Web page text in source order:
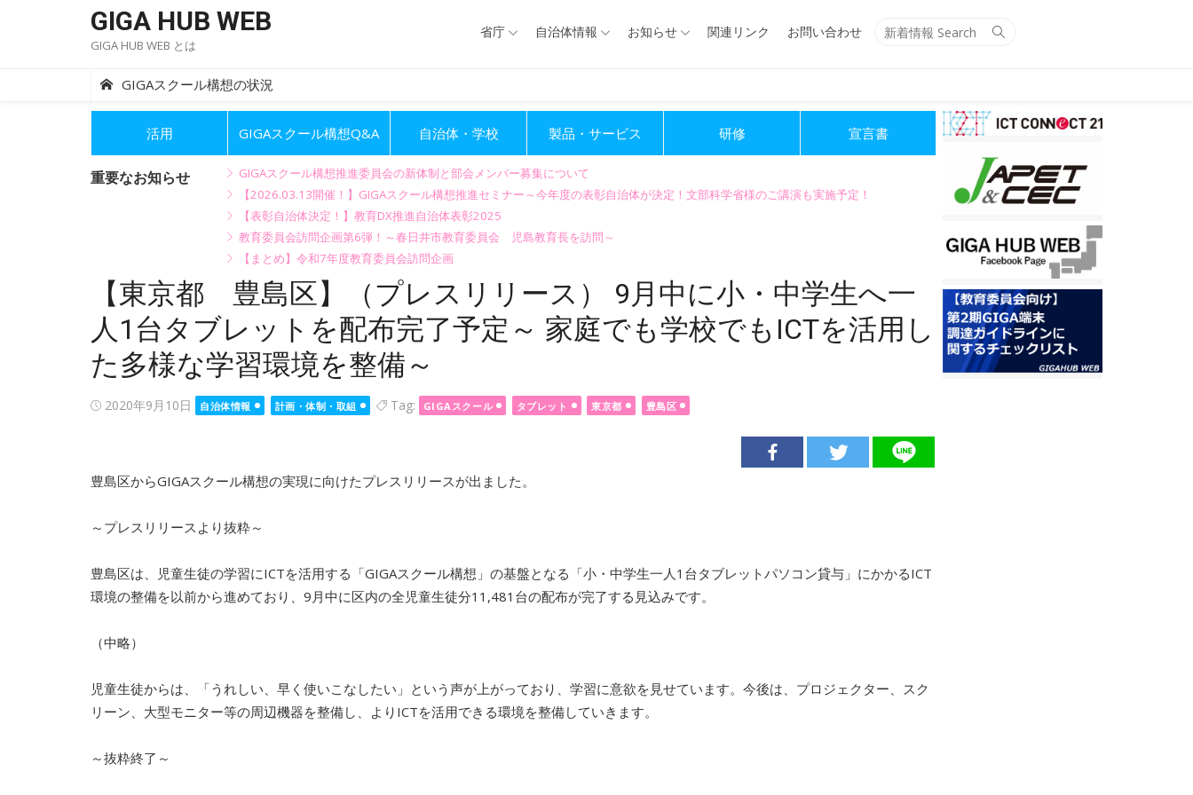
GIGA HUB WEB
GIGA HUB WEB とは
Search
省庁 自治体情報 お知らせ 関連リンク お問い合わせ
GIGAスクール構想の状況
活用 GIGAスクール構想Q&A 自治体・学校 製品・サービス 研修 宣言書
重要なお知らせ
GIGAスクール構想推進委員会の新体制と部会メンバー募集について
【2026.03.13開催！】GIGAスクール構想推進セミナー～今年度の表彰自治体が決定！文部科学省様のご講演も実施予定！
【表彰自治体決定！】教育DX推進自治体表彰2025
教育委員会訪問企画第6弾！～春日井市教育委員会 児島教育長を訪問～
【まとめ】令和7年度教育委員会訪問企画
【東京都 豊島区】（プレスリリース） 9月中に小・中学生へ一
人1台タブレットを配布完了予定～ 家庭でも学校でもICTを活用し
た多様な学習環境を整備～
Posted
2020年9月10日 自治体情報 計画・体制・取組 Tag: GIGAスクール タブレット 東京都 豊島区
豊島区からGIGAスクール構想の実現に向けたプレスリリースが出ました。
～プレスリリースより抜粋～
豊島区は、児童生徒の学習にICTを活用する「GIGAスクール構想」の基盤となる「小・中学生一人1台タブレットパソコン貸与」にかかるICT
環境の整備を以前から進めており、9月中に区内の全児童生徒分11,481台の配布が完了する見込みです。
（中略）
児童生徒からは、「うれしい、早く使いこなしたい」という声が上がっており、学習に意欲を見せています。今後は、プロジェクター、スク
リーン、大型モニター等の周辺機器を整備し、よりICTを活用できる環境を整備していきます。
～抜粋終了～